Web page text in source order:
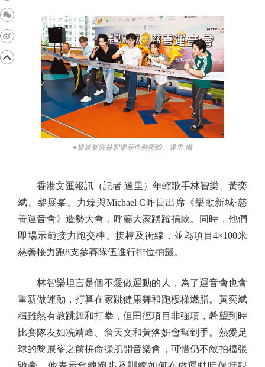
●黎展峯與林智樂等作勢衝線。達里 攝
香港文匯報訊（記者 達里）年輕歌手林智樂、黃奕
斌、黎展峯、力臻與Michael C昨日出席《樂動新城·慈
善運音會》造勢大會，呼籲大家踴躍捐款。同時，他們
即場示範接力跑交棒、接棒及衝線，並為項目4×100米
慈善接力跑8支參賽隊伍進行排位抽籤。
林智樂坦言是個不愛做運動的人，為了運音會也會
重新做運動，打算在家跳健康舞和跑樓梯燃脂。黃奕斌
稱雖然有教跳舞和打拳，但田徑項目非強項，希望到時
比賽隊友如冼靖峰、詹天文和黃洛妍會幫到手。熱愛足
球的黎展峯之前拚命操肌開音樂會，可惜仍不敵拍檔張